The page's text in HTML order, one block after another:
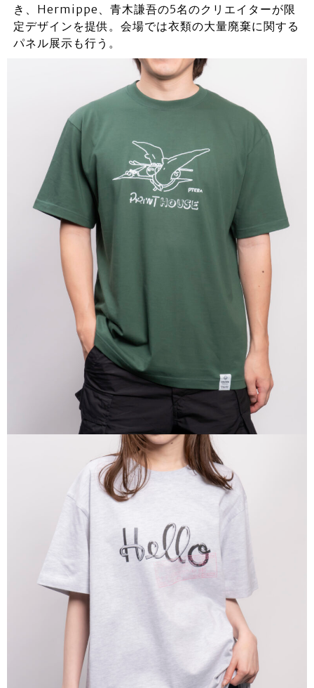
き、Hermippe、青木謙吾の5名のクリエイターが限
定デザインを提供。会場では衣類の大量廃棄に関する
パネル展示も行う。